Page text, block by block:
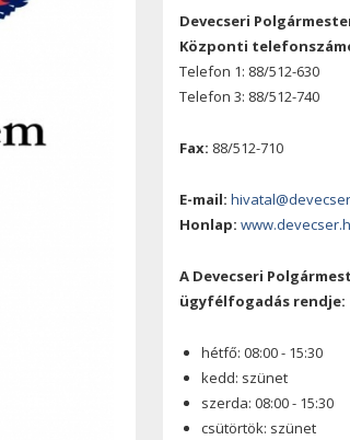
Devecseri
Központi
Telefon 1: 88/512-630
Telefon 3: 88/512-740
Fax: 88/512-710
E-mail:
Honlap:
A Devecseri
ügyfélfogadás rendje:
hétfő: 08:00 - 15:30
kedd: szünet
szerda: 08:00 - 15:30
csütörtök: szünet